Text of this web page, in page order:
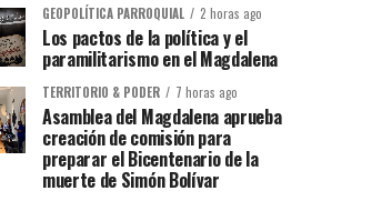
GEOPOLÍTICA PARROQUIAL 2 horas ago
Los pactos de la política y el
paramilitarismo en el Magdalena
TERRITORIO & PODER 7 horas ago
Asamblea del Magdalena aprueba
creación de comisión para
preparar el Bicentenario de la
muerte de Simón Bolívar